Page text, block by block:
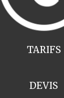
TARIFS
DEVIS